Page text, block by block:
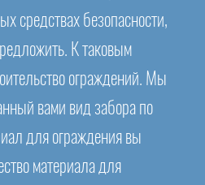
средствах безопасности,
К таковым
ограждений. Мы
вами вид забора по
для ограждения вы
материала для